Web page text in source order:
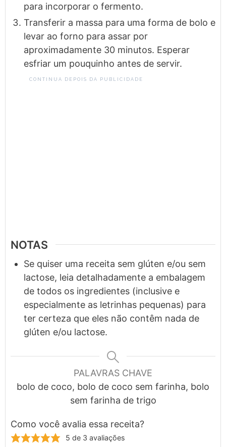
para incorporar o fermento.
Transferir a massa para uma forma de bolo e
levar ao forno para assar por
aproximadamente 30 minutos. Esperar
esfriar um pouquinho antes de servir.
CONTINUA DEPOIS DA PUBLICIDADE
NOTAS
Se quiser uma receita sem glúten e/ou sem
lactose, leia detalhadamente a embalagem
de todos os ingredientes (inclusive e
especialmente as letrinhas pequenas) para
ter certeza que eles não contêm nada de
glúten e/ou lactose.
PALAVRAS CHAVE
bolo de coco, bolo de coco sem farinha, bolo
sem farinha de trigo
Como você avalia essa receita?
5 de 3 avaliações